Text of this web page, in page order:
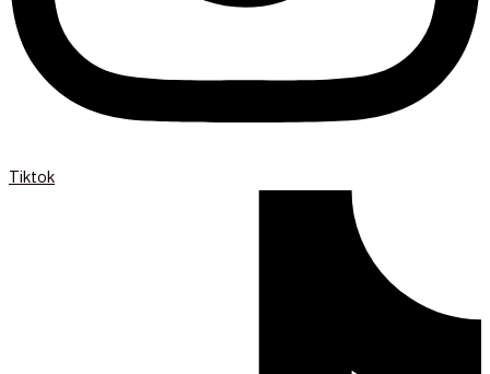
Tiktok